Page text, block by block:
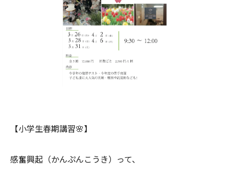
【小学生春期講習🌸】
感奮興起（かんぷんこうき）って、